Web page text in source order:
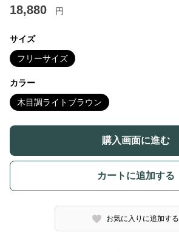
18,880 円
サイズ
フリーサイズ
カラー
木目調ライトブラウン
購入画面に進む
カートに追加する
お気に入りに追加する